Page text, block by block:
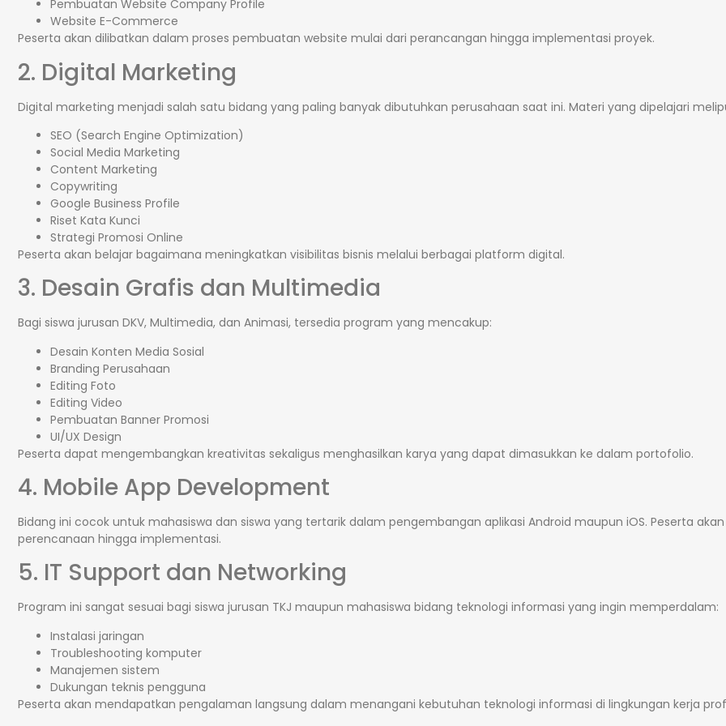
Pembuatan Website Company Profile
Website E-Commerce
Peserta akan dilibatkan dalam proses pembuatan website mulai dari perancangan hingga implementasi proyek.
2. Digital Marketing
Digital marketing menjadi salah satu bidang yang paling banyak dibutuhkan perusahaan saat ini. Materi yang dipelajari
SEO (Search Engine Optimization)
Social Media Marketing
Content Marketing
Copywriting
Google Business Profile
Riset Kata Kunci
Strategi Promosi Online
Peserta akan belajar bagaimana meningkatkan visibilitas bisnis melalui berbagai platform digital.
3. Desain Grafis dan Multimedia
Bagi siswa jurusan DKV, Multimedia, dan Animasi, tersedia program yang mencakup:
Desain Konten Media Sosial
Branding Perusahaan
Editing Foto
Editing Video
Pembuatan Banner Promosi
UI/UX Design
Peserta dapat mengembangkan kreativitas sekaligus menghasilkan karya yang dapat dimasukkan ke dalam portofolio.
4. Mobile App Development
Bidang ini cocok untuk mahasiswa dan siswa yang tertarik dalam pengembangan aplikasi Android maupun iOS. Peserta
perencanaan hingga implementasi.
5. IT Support dan Networking
Program ini sangat sesuai bagi siswa jurusan TKJ maupun mahasiswa bidang teknologi informasi yang ingin memperdalam:
Instalasi jaringan
Troubleshooting komputer
Manajemen sistem
Dukungan teknis pengguna
Peserta akan mendapatkan pengalaman langsung dalam menangani kebutuhan teknologi informasi di lingkungan kerja